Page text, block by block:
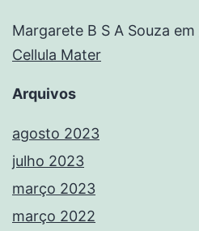
Margarete B S A Souza em
Cellula Mater
Arquivos
agosto 2023
julho 2023
março 2023
março 2022